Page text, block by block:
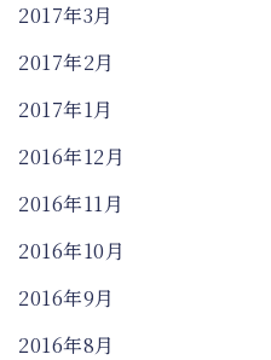
2017年3月
2017年2月
2017年1月
2016年12月
2016年11月
2016年10月
2016年9月
2016年8月